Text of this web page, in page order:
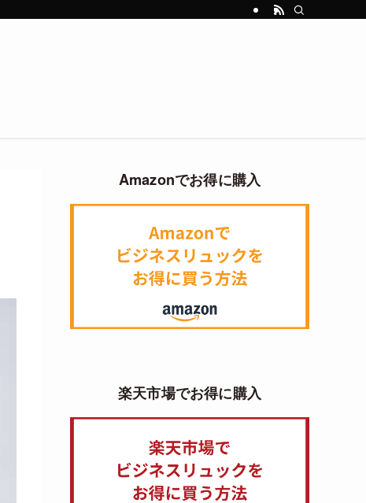
Amazonでお得に購入
楽天市場でお得に購入